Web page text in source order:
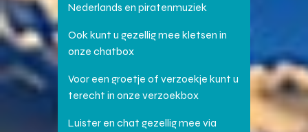
Nederlands en piratenmuziek
Ook kunt u gezellig mee kletsen in
onze chatbox
Voor een groetje of verzoekje kunt u
terecht in onze verzoekbox
Luister en chat gezellig mee via